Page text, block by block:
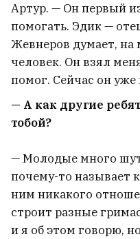
Артур. — Он первый
помогать. Эдик —
Жевнеров думает, на
человек. Он взял
помог. Сейчас он уже
— А как другие
тобой?
— Молодые много
почему-то называет
ним никакого
строит разные
и я об этом говорю,